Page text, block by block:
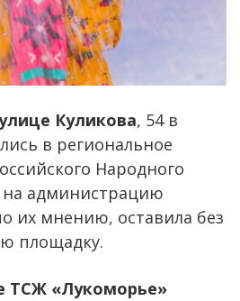
Куликова, 54 в
в региональное
Народного
администрацию
их мнению, оставила без
площадку.
ТСЖ «Лукоморье»